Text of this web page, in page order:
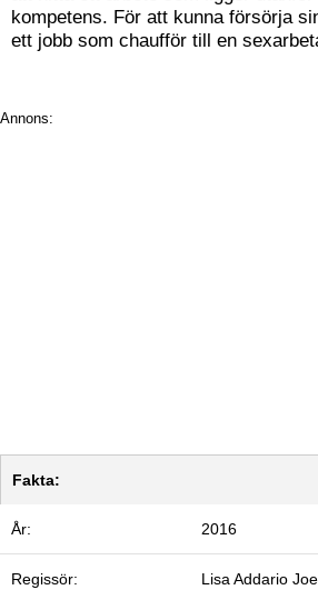
kompetens. För att kunna försörja
ett jobb som chaufför till en
Annons:
Fakta:
År: 2016
Regissör: Lisa Addario